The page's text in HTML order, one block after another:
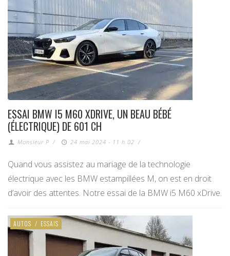
ESSAI BMW I5 M60 XDRIVE, UN BEAU BÉBÉ
(ÉLECTRIQUE) DE 601 CH
Monsieur P / 24 mai 2024 - 11 h 02 /
Quand vous assistez au mariage de la technologie
électrique avec les BMW estampillées M, on est en droit
d’avoir des attentes. Notre essai de la BMW i5 M60 xDrive.
AUTOS / ESSAIS